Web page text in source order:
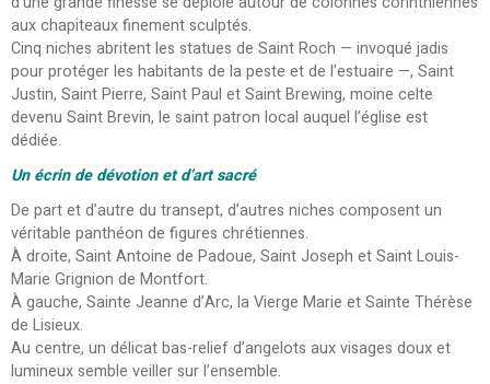
aux chapiteaux finement sculptés.
Cinq niches abritent les statues de Saint Roch — invoqué jadis
pour protéger les habitants de la peste et de l’estuaire —, Saint
Justin, Saint Pierre, Saint Paul et Saint Brewing, moine celte
devenu Saint Brevin, le saint patron local auquel l’église est
dédiée.
Un écrin de dévotion et d’art sacré
De part et d’autre du transept, d’autres niches composent un
véritable panthéon de figures chrétiennes.
À droite, Saint Antoine de Padoue, Saint Joseph et Saint Louis-
Marie Grignion de Montfort.
À gauche, Sainte Jeanne d’Arc, la Vierge Marie et Sainte Thérèse
de Lisieux.
Au centre, un délicat bas-relief d’angelots aux visages doux et
lumineux semble veiller sur l’ensemble.